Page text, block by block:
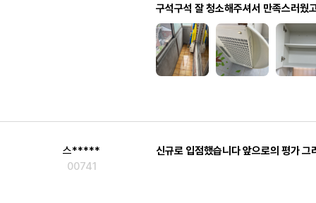
구석구석 잘 청소해주셔서 만족스러웠
스*****
00741